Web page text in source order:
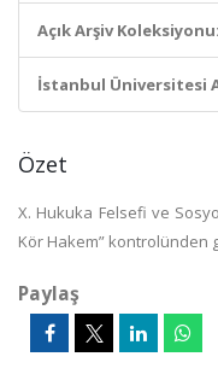
Açık Arşiv Koleksiyonu:
İstanbul Üniversitesi
Özet
X. Hukuka Felsefi ve
Kör Hakem” kontrolünden
Paylaş